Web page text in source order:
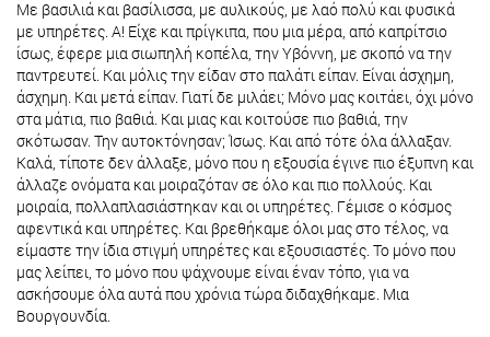
Με βασιλιά και βασίλισσα, με αυλικούς, με λαό πολύ και φυσικά
με υπηρέτες. Α! Είχε και πρίγκιπα, που μια μέρα, από καπρίτσιο
ίσως, έφερε μια σιωπηλή κοπέλα, την Υβόννη, με σκοπό να την
παντρευτεί. Και μόλις την είδαν στο παλάτι είπαν. Είναι άσχημη,
άσχημη. Και μετά είπαν. Γιατί δε μιλάει; Μόνο μας κοιτάει, όχι μόνο
στα μάτια, πιο βαθιά. Και μιας και κοιτούσε πιο βαθιά, την
σκότωσαν. Την αυτοκτόνησαν; Ίσως. Και από τότε όλα άλλαξαν.
Καλά, τίποτε δεν άλλαξε, μόνο που η εξουσία έγινε πιο έξυπνη και
άλλαζε ονόματα και μοιραζόταν σε όλο και πιο πολλούς. Και
μοιραία, πολλαπλασιάστηκαν και οι υπηρέτες. Γέμισε ο κόσμος
αφεντικά και υπηρέτες. Και βρεθήκαμε όλοι μας στο τέλος, να
είμαστε την ίδια στιγμή υπηρέτες και εξουσιαστές. Το μόνο που
μας λείπει, το μόνο που ψάχνουμε είναι έναν τόπο, για να
ασκήσουμε όλα αυτά που χρόνια τώρα διδαχθήκαμε. Μια
Βουργουνδία.